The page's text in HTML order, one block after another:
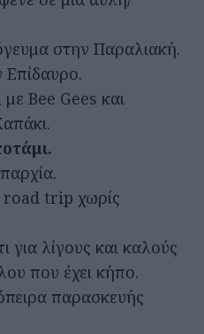
στην Παραλιακή.
Bee Gees και
trip χωρίς
για λίγους και καλούς
που έχει κήπο.
παρασκευής